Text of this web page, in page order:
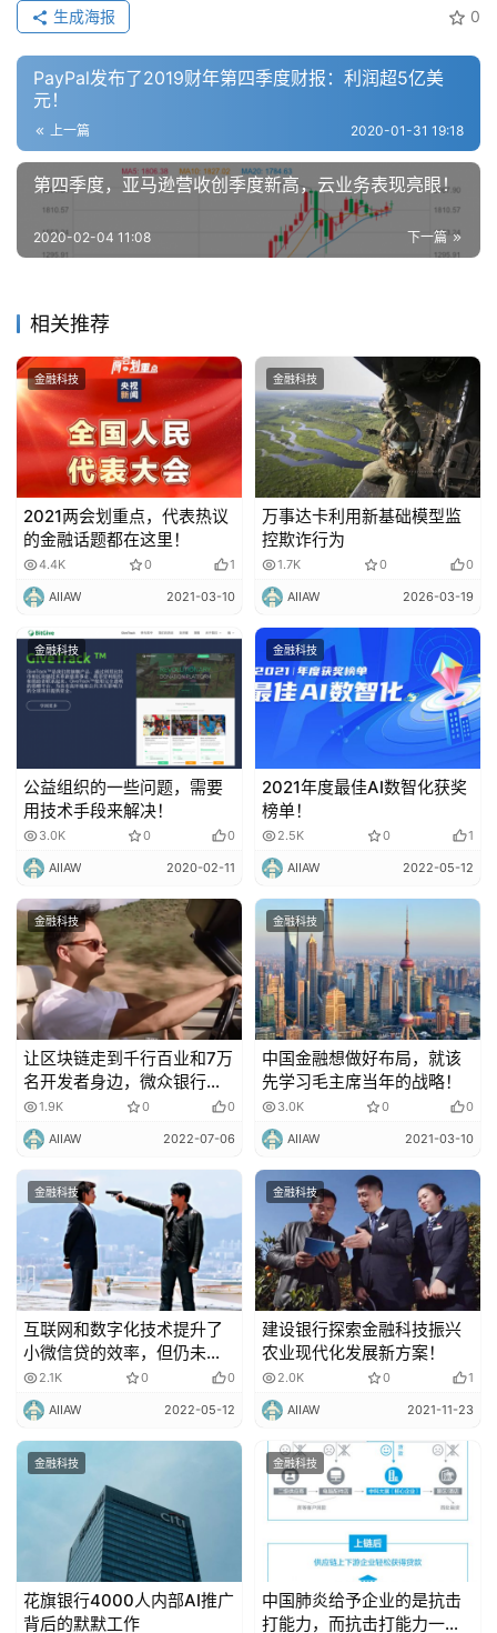
0
生成海报
PayPal发布了2019财年第四季度财报：利润超5亿美
元！
上一篇 2020-01-31 19:18
第四季度，亚马逊营收创季度新高，云业务表现亮眼！
下一篇
2020-02-04 11:08
相关推荐
金融科技
2021两会划重点，代表热议
的金融话题都在这里！
4.4K 0 1
AIIAW 2021-03-10
金融科技
万事达卡利用新基础模型监
控欺诈行为
1.7K 0 0
AIIAW 2026-03-19
金融科技
公益组织的一些问题，需要
用技术手段来解决！
3.0K 0 0
AIIAW 2020-02-11
金融科技
2021年度最佳AI数智化获奖
榜单！
2.5K 0 1
AIIAW 2022-05-12
金融科技
让区块链走到千行百业和7万
名开发者身边，微众银行做
对了什么？
1.9K 0 0
AIIAW 2022-07-06
金融科技
中国金融想做好布局，就该
先学习毛主席当年的战略！
3.0K 0 0
AIIAW 2021-03-10
金融科技
互联网和数字化技术提升了
小微信贷的效率，但仍未真
正解决问题！
2.1K 0 0
AIIAW 2022-05-12
金融科技
建设银行探索金融科技振兴
农业现代化发展新方案！
2.0K 0 1
AIIAW 2021-11-23
金融科技
花旗银行4000人内部AI推广
背后的默默工作
金融科技
中国肺炎给予企业的是抗击
打能力，而抗击打能力一个